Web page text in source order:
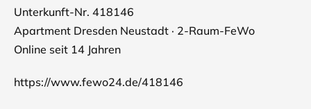
Unterkunft-Nr. 418146
Apartment Dresden Neustadt · 2-Raum-FeWo
Online seit 14 Jahren
https://www.fewo24.de/418146